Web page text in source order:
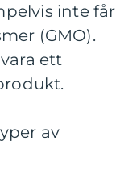
inte får
(GMO).
ett
av